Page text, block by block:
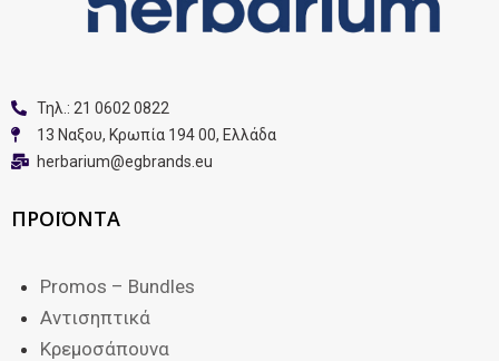
Τηλ.: 21 0602 0822
13 Nαξου, Κρωπία 194 00, Ελλάδα
herbarium@egbrands.eu
ΠΡΟΪΟΝΤΑ
Promos – Bundles
Αντισηπτικά
Κρεμοσάπουνα